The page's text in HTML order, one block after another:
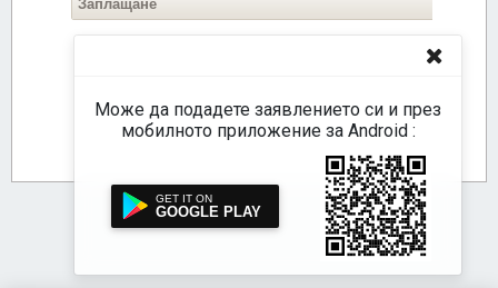
Може да подадете заявлението си и през
мобилното приложение за Android :
GOOGLE PLAY